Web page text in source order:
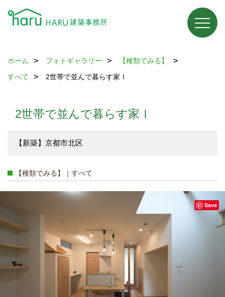
ホーム フォトギャラリー
【種類でみる】
すべて
2世帯で並んで暮らす家Ⅰ
2世帯で並んで暮らす家Ⅰ
【新築】京都市北区
【種類でみる】｜すべて
Save